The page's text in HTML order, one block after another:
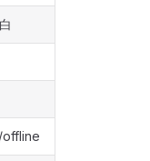
offline